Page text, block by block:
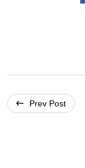
navigation
Prev Post